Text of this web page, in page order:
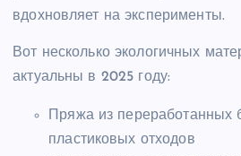
вдохновляет на эксперименты.
Вот несколько экологичных
актуальны в 2025 году:
Пряжа из переработанных
пластиковых отходов